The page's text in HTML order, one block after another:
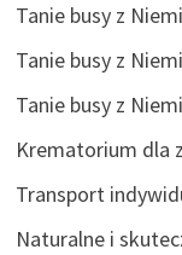
Tanie busy z
Tanie busy z
Tanie busy z
Krematorium dla
Transport
Naturalne i